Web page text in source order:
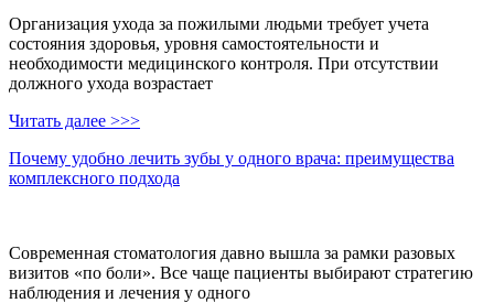
Организация ухода за пожилыми людьми требует учета
состояния здоровья, уровня самостоятельности и
необходимости медицинского контроля. При отсутствии
должного ухода возрастает
Читать далее >>>
Почему удобно лечить зубы у одного врача: преимущества
комплексного подхода
Современная стоматология давно вышла за рамки разовых
визитов «по боли». Все чаще пациенты выбирают стратегию
наблюдения и лечения у одного